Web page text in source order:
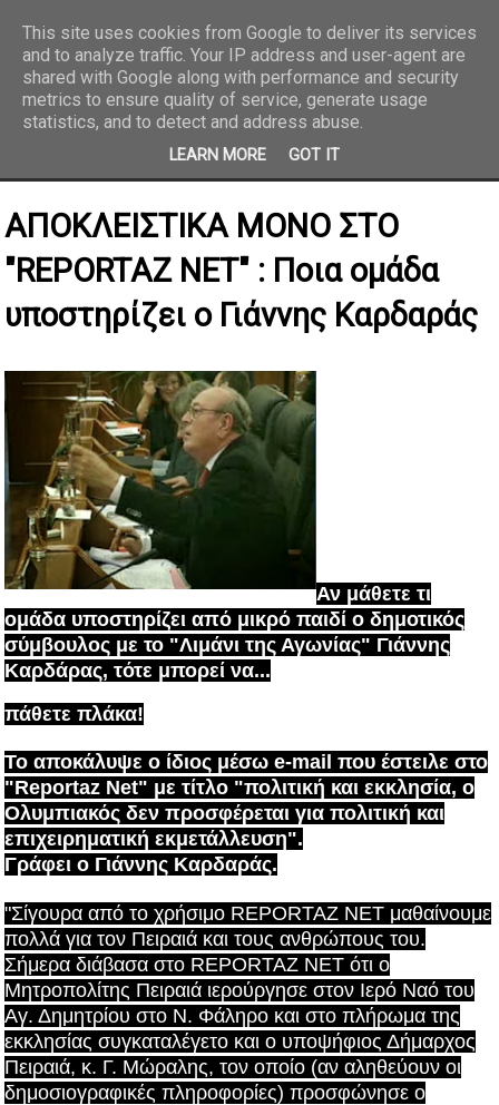
REPORTAZ NET
ΑΠΟΚΛΕΙΣΤΙΚΑ ΜΟΝΟ ΣΤΟ
"REPORTAZ NET" : Ποια ομάδα
υποστηρίζει ο Γιάννης Καρδαράς
Αν μάθετε τι
ομάδα υποστηρίζει από μικρό παιδί ο δημοτικός
σύμβουλος με το "Λιμάνι της Αγωνίας" Γιάννης
Καρδάρας, τότε μπορεί να...
πάθετε πλάκα!
Το αποκάλυψε ο ίδιος μέσω e-mail που έστειλε στο
"Reportaz Net" με τίτλο "πολιτική και εκκλησία, ο
Ολυμπιακός δεν προσφέρεται για πολιτική και
επιχειρηματική εκμετάλλευση".
Γράφει ο Γιάννης Καρδαράς.
"Σίγουρα από το χρήσιμο REPORTAZ NET μαθαίνουμε
πολλά για τον Πειραιά και τους ανθρώπους του.
Σήμερα διάβασα στο REPORTAZ NET ότι ο
Μητροπολίτης Πειραιά ιερούργησε στον Ιερό Ναό του
Αγ. Δημητρίου στο Ν. Φάληρο και στο πλήρωμα της
εκκλησίας συγκαταλέγετο και ο υποψήφιος Δήμαρχος
Πειραιά, κ. Γ. Μώραλης, τον οποίο (αν αληθεύουν οι
δημοσιογραφικές πληροφορίες) προσφώνησε ο
This site uses cookies from Google to deliver its services
and to analyze traffic. Your IP address and user-agent are
shared with Google along with performance and security
metrics to ensure quality of service, generate usage
statistics, and to detect and address abuse.
LEARN MORE GOT IT